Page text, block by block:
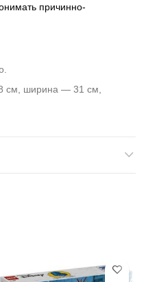
причинно-
см, ширина — 31 см,